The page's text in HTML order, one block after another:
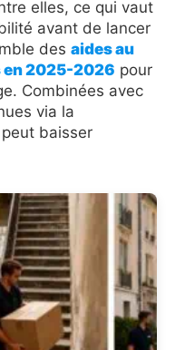
elles, ce qui vaut
avant de lancer
des aides au
en 2025-2026 pour
Combinées avec
via la
baisser